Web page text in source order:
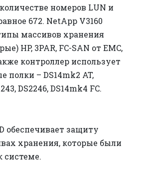
номеров LUN и
672. NetApp V3160
массивов хранения
HP, 3PAR, FC-SAN от EMC,
контроллер использует
полки – DS14mk2 AT,
DS2246, DS14mk4 FC.
обеспечивает защиту
хранения, которые были
системе.